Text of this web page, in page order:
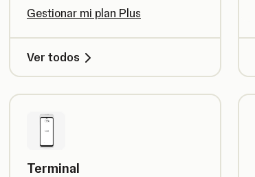
Gestionar mi plan Plus
Ver todos
Terminal